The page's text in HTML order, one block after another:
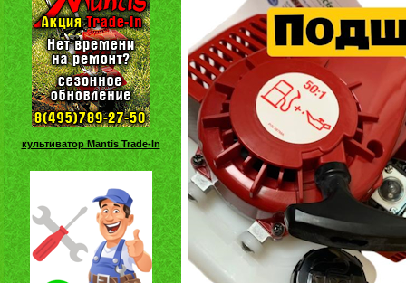
культиватор Mantis Trade-In